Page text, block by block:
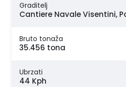
Graditelj
Cantiere Navale Visentini,
Bruto tonaža
35.456 tona
Ubrzati
44 Kph